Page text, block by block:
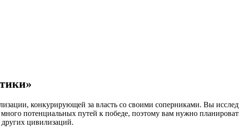
конкурирующей за власть со своими соперниками. Вы
потенциальных путей к победе, поэтому вам нужно
цивилизаций.